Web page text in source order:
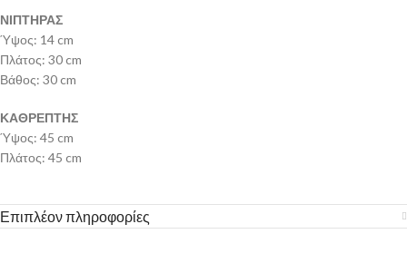
ΝΙΠΤΗΡΑΣ
Ύψος: 14 cm
Πλάτος: 30 cm
Βάθος: 30 cm
ΚΑΘΡΕΠΤΗΣ
Ύψος: 45 cm
Πλάτος: 45 cm
Επιπλέον πληροφορίες